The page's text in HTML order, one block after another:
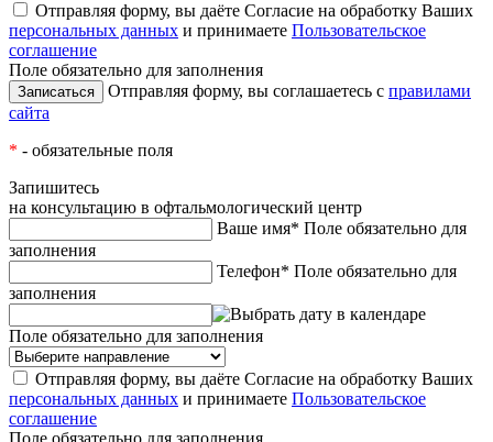
Отправляя форму, вы даёте Согласие на обработку Ваших
персональных данных и принимаете Пользовательское
соглашение
Поле обязательно для заполнения
Отправляя форму, вы соглашаетесь с правилами
сайта
* - обязательные поля
Запишитесь
на консультацию в офтальмологический центр
Ваше имя* Поле обязательно для
заполнения
Телефон* Поле обязательно для
заполнения
Поле обязательно для заполнения
Отправляя форму, вы даёте Согласие на обработку Ваших
персональных данных и принимаете Пользовательское
соглашение
Поле обязательно для заполнения